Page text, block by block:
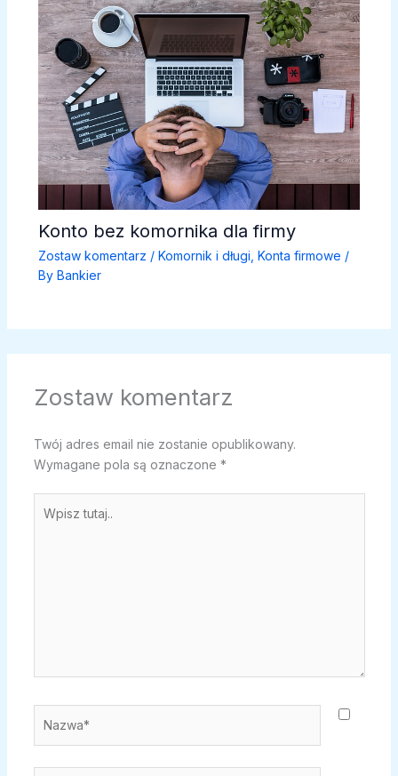
Konto bez komornika dla firmy
Zostaw komentarz / Komornik i długi Konta firmowe /
By Bankier
Zostaw komentarz
Twój adres email nie zostanie opublikowany.
Wymagane pola są oznaczone *
tutaj..